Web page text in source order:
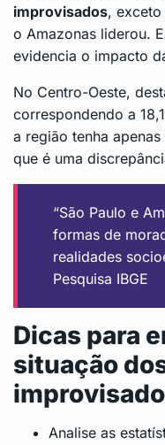
improvisados,
o Amazonas liderou.
evidencia o impacto
No Centro-Oeste,
correspondendo a
a região tenha
que é uma
“São Paulo e
formas de
realidades
Pesquisa IBGE
Dicas para
situação
Analise as